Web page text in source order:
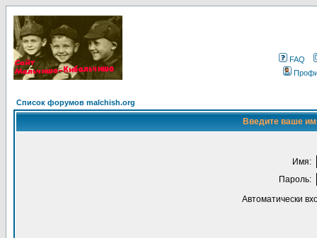
FAQ
Список форумов malchish.org
Введите ваше
Имя:
Пароль:
Автоматически